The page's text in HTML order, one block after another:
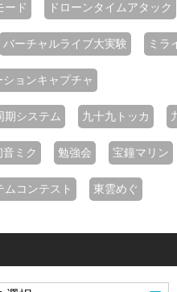
ード ドローンタイムアタック
バーチャルライブ大実験 ミラ
ションキャプチャ
期システム 九十九トッカ
音ミク 勉強会 宝鐘マリン
ムコンテスト 東雲めぐ